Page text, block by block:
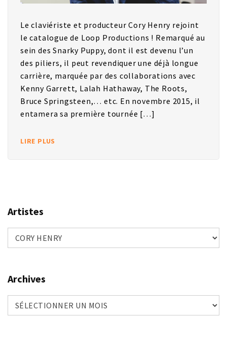
Le claviériste et producteur Cory Henry rejoint
le catalogue de Loop Productions ! Remarqué au
sein des Snarky Puppy, dont il est devenu l’un
des piliers, il peut revendiquer une déjà longue
carrière, marquée par des collaborations avec
Kenny Garrett, Lalah Hathaway, The Roots,
Bruce Springsteen,… etc. En novembre 2015, il
entamera sa première tournée […]
LIRE PLUS
Artistes
Artistes
Archives
Archives